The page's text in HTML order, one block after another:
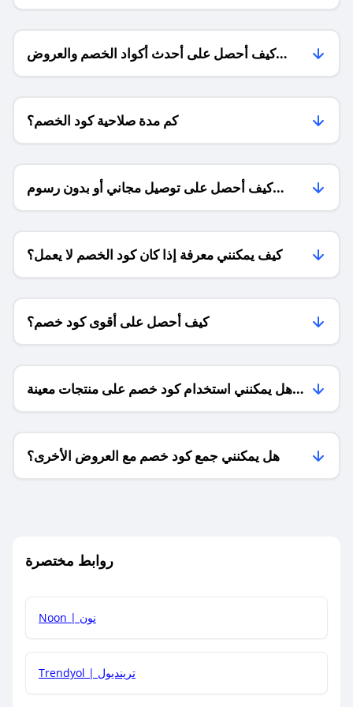
كيف أحصل على أحدث أكواد الخصم والعروض
للمتاجر؟
كم مدة صلاحية كود الخصم؟
كيف أحصل على توصيل مجاني أو بدون رسوم
الشحن ؟
كيف يمكنني معرفة إذا كان كود الخصم لا يعمل؟
كيف أحصل على أقوى كود خصم؟
هل يمكنني استخدام كود خصم على منتجات معينة
فقط؟
هل يمكنني جمع كود خصم مع العروض الأخرى؟
روابط مختصرة
Noon | نون
Trendyol | ترينديول